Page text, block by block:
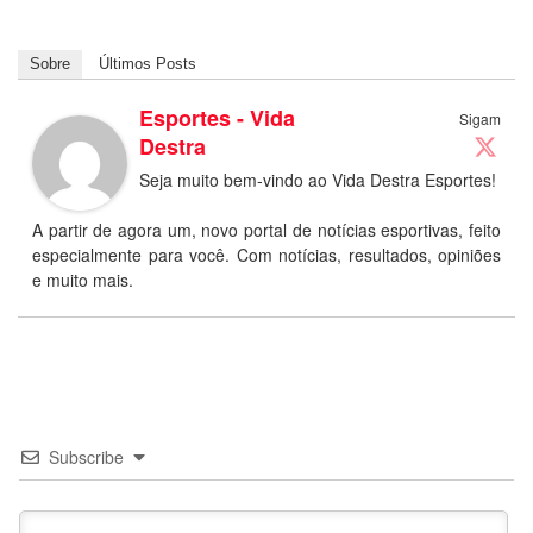
Sobre Últimos Posts
Sigam
Esportes - Vida
Destra
Seja muito bem-vindo ao Vida Destra Esportes!
A partir de agora um, novo portal de notícias esportivas, feito
especialmente para você. Com notícias, resultados, opiniões
e muito mais.
Subscribe